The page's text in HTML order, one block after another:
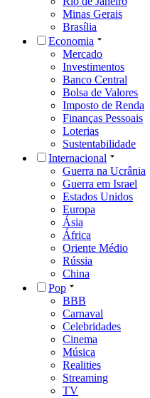
Minas Gerais
Brasília
Economia
Mercado
Investimentos
Banco Central
Bolsa de Valores
Imposto de Renda
Finanças Pessoais
Loterias
Sustentabilidade
Internacional
Guerra na Ucrânia
Guerra em Israel
Estados Unidos
Europa
Ásia
África
Oriente Médio
Rússia
China
Pop
BBB
Carnaval
Celebridades
Cinema
Música
Realities
Streaming
TV